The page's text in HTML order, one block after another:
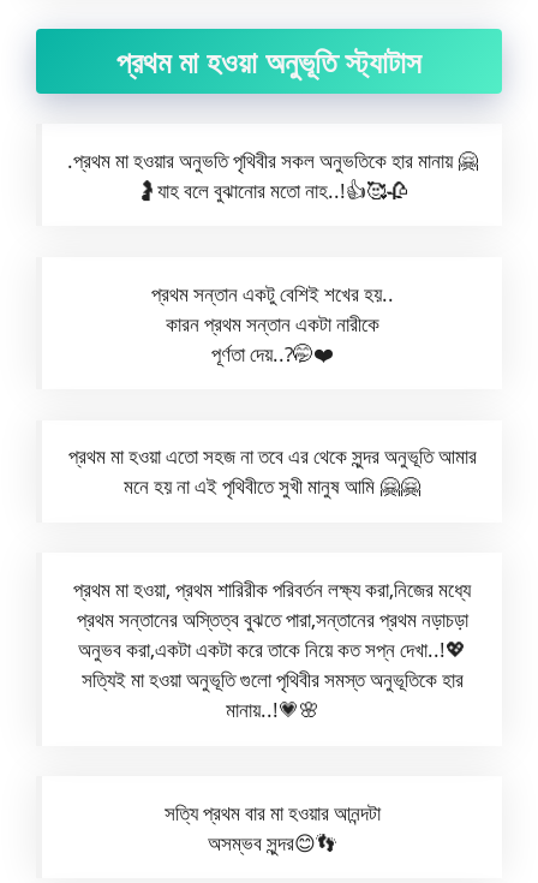
প্রথম মা হওয়া অনুভূতি স্ট্যাটাস
.প্রথম মা হওয়ার অনুভতি পৃথিবীর সকল অনুভতিকে হার মানায় 🤗
🤰যাহ বলে বুঝানোর মতো নাহ..!👍🥰🥀
প্রথম সন্তান একটু বেশিই শখের হয়..
কারন প্রথম সন্তান একটা নারীকে
পূর্ণতা দেয়..?🤭❤️
প্রথম মা হওয়া এতো সহজ না তবে এর থেকে সুন্দর অনুভূতি আমার
মনে হয় না এই পৃথিবীতে সুখী মানুষ আমি 🤗🤗
প্রথম মা হওয়া, প্রথম শারিরীক পরিবর্তন লক্ষ্য করা,নিজের মধ্যে
প্রথম সন্তানের অস্তিত্ব বুঝতে পারা,সন্তানের প্রথম নড়াচড়া
অনুভব করা,একটা একটা করে তাকে নিয়ে কত সপ্ন দেখা..!💖
সত্যিই মা হওয়া অনুভূতি গুলো পৃথিবীর সমস্ত অনুভূতিকে হার
মানায়..!💗🌸
সত্যি প্রথম বার মা হওয়ার আনন্দটা
অসম্ভব সুন্দর😊👣